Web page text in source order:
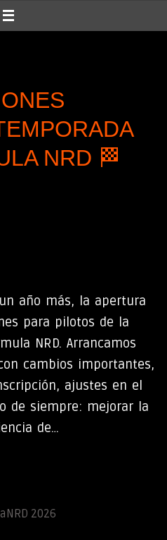
NRD 🏁
año más, la apertura
para pilotos de la
NRD. Arrancamos
cambios importantes,
ajustes en el
de siempre: mejorar la
de…
2026